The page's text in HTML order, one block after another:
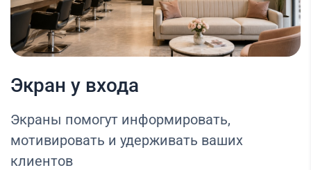
Экран у входа
Экраны помогут информировать,
мотивировать и удерживать ваших
клиентов